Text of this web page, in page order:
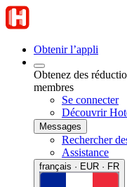
Obtenir l’appli
Obtenez des
membres
Se connecter
Découvrir
Messages
Rechercher
Assistance
français · EUR · FR